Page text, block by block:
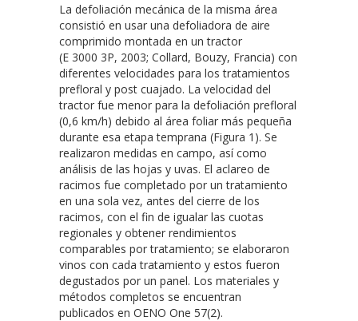
La defoliación mecánica de la misma área
consistió en usar una defoliadora de aire
comprimido montada en un tractor
(E 3000 3P, 2003; Collard, Bouzy, Francia) con
diferentes velocidades para los tratamientos
prefloral y post cuajado. La velocidad del
tractor fue menor para la defoliación prefloral
(0,6 km/h) debido al área foliar más pequeña
durante esa etapa temprana (Figura 1). Se
realizaron medidas en campo, así como
análisis de las hojas y uvas. El aclareo de
racimos fue completado por un tratamiento
en una sola vez, antes del cierre de los
racimos, con el fin de igualar las cuotas
regionales y obtener rendimientos
comparables por tratamiento; se elaboraron
vinos con cada tratamiento y estos fueron
degustados por un panel. Los materiales y
métodos completos se encuentran
publicados en OENO One 57(2).